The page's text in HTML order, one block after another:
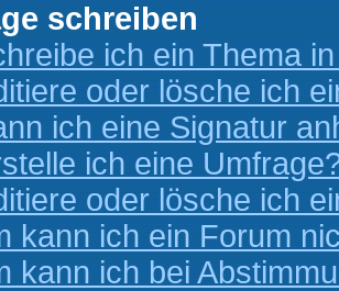
schreiben
ich ein Thema
oder lösche ich
ich eine Signatur
ich eine
oder lösche ich
kann ich ein Forum
kann ich bei